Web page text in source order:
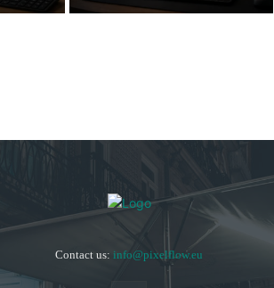
Contact us: info@pixelflow.eu